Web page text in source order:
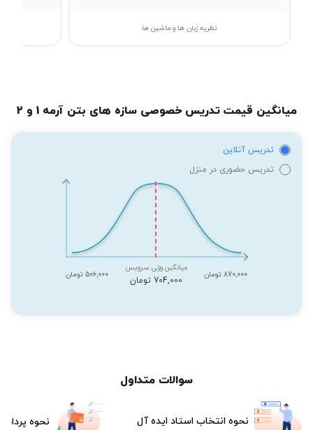
نظریه زبان ها و ماشین ها
میانگین قیمت تدریس خصوصی سازه های بتن آرمه 1 و 2
تدریس آنلاین
تدریس حضوری در منزل
870,000 تومان
میانگین وزنی سرویس
704,000 تومان
506,000 تومان
سوالات متداول
نحوه انتخاب استاد ایده آل نحوه